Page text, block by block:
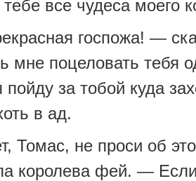
все чудеса моего
госпожа! —
мне поцеловать тебя
пойду за тобой куда
в ад.
Томас, не проси об
королева фей. —